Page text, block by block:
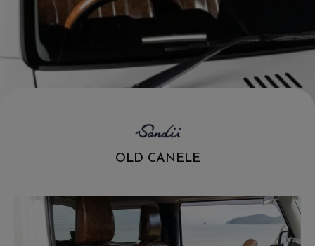
OLD CANELE